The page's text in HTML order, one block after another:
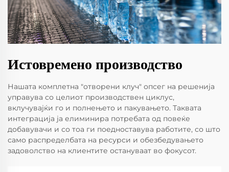
Истовремено производство
Нашата комплетна "отворени клуч" опсег на решенија
управува со целиот производствен циклус,
вклучувајќи го и полнењето и пакувањето. Таквата
интеграција ја елиминира потребата од повеќе
добавувачи и со тоа ги поедноставува работите, со што
само распределбата на ресурси и обезбедувањето
задоволство на клиентите остануваат во фокусот.